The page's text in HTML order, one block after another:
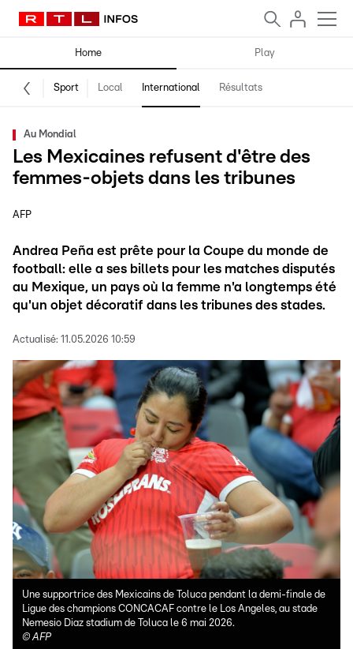
Home Play
Sport Local International Résultats
Au Mondial
Les Mexicaines refusent d'être des
femmes-objets dans les tribunes
AFP
Andrea Peña est prête pour la Coupe du monde de
football: elle a ses billets pour les matches disputés
au Mexique, un pays où la femme n'a longtemps été
qu'un objet décoratif dans les tribunes des stades.
Actualisé: 11.05.2026 10:59
Une supportrice des Mexicains de Toluca pendant la demi-finale de
Ligue des champions CONCACAF contre le Los Angeles, au stade
Nemesio Diaz stadium de Toluca le 6 mai 2026.
©AFP